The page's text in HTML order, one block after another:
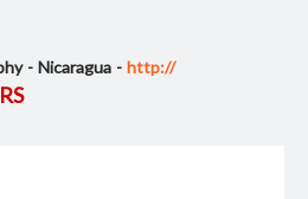
Nicaragua http://